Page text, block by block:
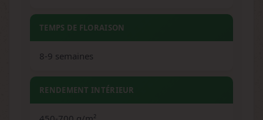
TEMPS DE FLORAISON
8-9 semaines
RENDEMENT INTÉRIEUR